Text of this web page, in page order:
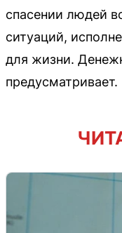
спасении людей
ситуаций,
для жизни.
предусматривает.